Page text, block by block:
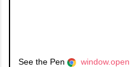
See the Pen window.open